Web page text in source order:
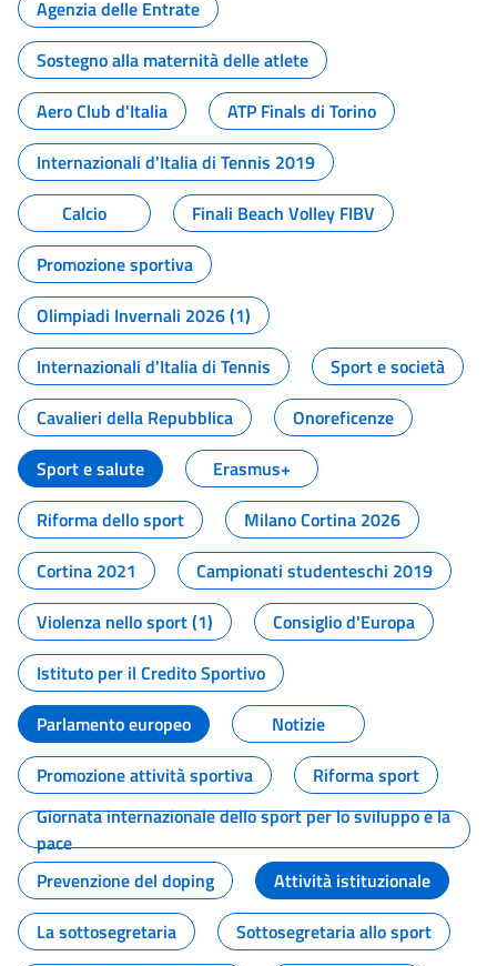
Agenzia delle Entrate
Sostegno alla maternità delle atlete
Aero Club d'Italia
ATP Finals di Torino
Internazionali d'Italia di Tennis 2019
Calcio
Finali Beach Volley FIBV
Promozione sportiva
Olimpiadi Invernali 2026 (1)
Internazionali d'Italia di Tennis
Sport e società
Cavalieri della Repubblica
Onoreficenze
Sport e salute
Erasmus+
Riforma dello sport
Milano Cortina 2026
Cortina 2021
Campionati studenteschi 2019
Violenza nello sport (1)
Consiglio d'Europa
Istituto per il Credito Sportivo
Parlamento europeo
Notizie
Promozione attività sportiva
Riforma sport
Giornata internazionale dello sport per lo sviluppo e la
pace
Prevenzione del doping
Attività istituzionale
La sottosegretaria
Sottosegretaria allo sport